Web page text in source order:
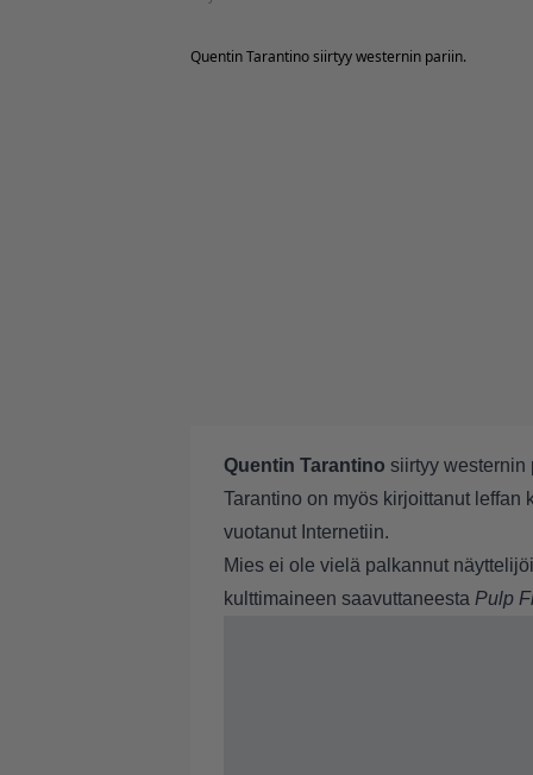
Quentin Tarantino siirtyy westernin pariin.
Quentin Tarantino siirtyy westernin
Tarantino on myös kirjoittanut
vuotanut Internetiin.
Mies ei ole vielä palkannut
kulttimaineen saavuttaneesta Pulp